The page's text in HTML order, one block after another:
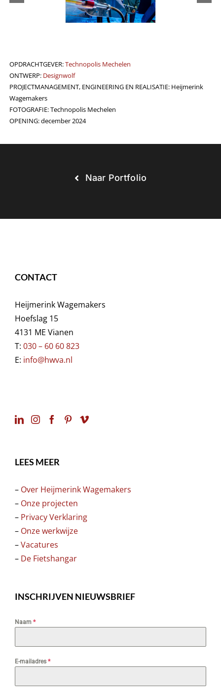
OPDRACHTGEVER:Technopolis Mechelen
ONTWERP: Designwolf
PROJECTMANAGEMENT, ENGINEERING EN REALISATIE: Heijmerink
Wagemakers
FOTOGRAFIE: Technopolis Mechelen
OPENING: december 2024
Naar Portfolio
CONTACT
Heijmerink Wagemakers
Hoefslag 15
4131 ME Vianen
T: 030 – 60 60 823
E: info@hwva.nl
LEES MEER
– Over Heijmerink Wagemakers
– Onze projecten
– Privacy Verklaring
– Onze werkwijze
–Vacatures
– De Fietshangar
INSCHRIJVEN NIEUWSBRIEF
Naam *
E-mailadres *